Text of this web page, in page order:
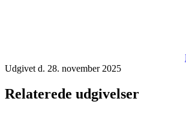
Udgivet d. 28. november 2025
Relaterede udgivelser